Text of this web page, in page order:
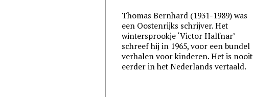
Thomas Bernhard (1931-1989) was
een Oostenrijks schrijver. Het
wintersprookje ‘Victor Halfnar’
schreef hij in 1965, voor een bundel
verhalen voor kinderen. Het is nooit
eerder in het Nederlands vertaald.